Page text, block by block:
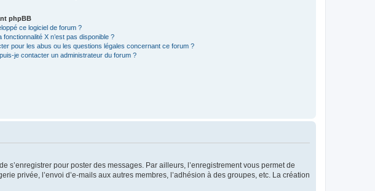
phpBB
ce logiciel de forum ?
fonctionnalité X n’est pas disponible ?
pour les abus ou les questions légales concernant ce forum ?
je contacter un administrateur du forum ?
s’enregistrer pour poster des messages. Par ailleurs, l’enregistrement vous permet de
privée, l’envoi d’e-mails aux autres membres, l’adhésion à des groupes, etc. La création